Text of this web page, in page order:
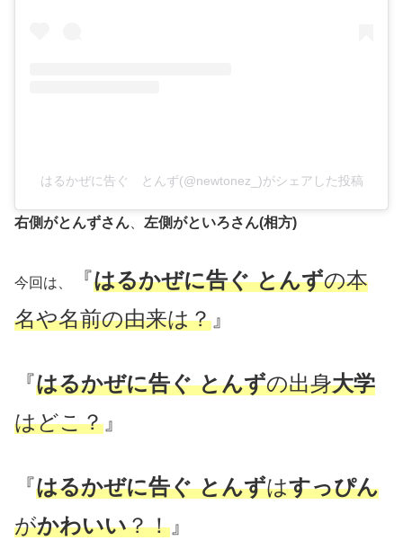
はるかぜに告ぐ とんず(@newtonez_)がシェアした投稿
右側がとんずさん 左側がといろさん(相方)
今回は、 『はるかぜに告ぐ とんずの本
名や名前の由来は？ 』
『はるかぜに告ぐ とんずの出身大学
はどこ？ 』
『はるかぜに告ぐ とんずはすっぴん
がかわいい？！ 』